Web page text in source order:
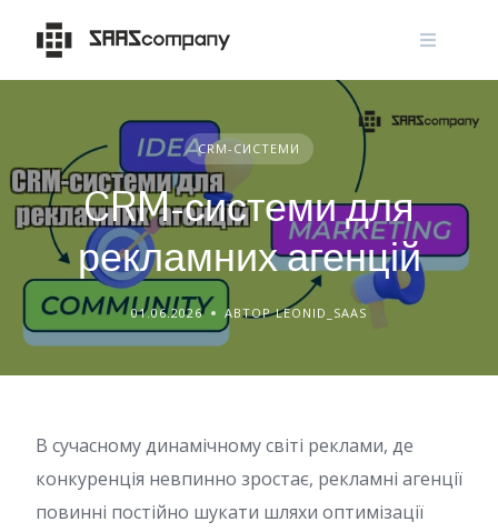
content
CRM-СИСТЕМИ
CRM-системи для
рекламних агенцій
01.06.2026 АВТОР LEONID_SAAS
В сучасному динамічному світі реклами, де
конкуренція невпинно зростає, рекламні агенції
повинні постійно шукати шляхи оптимізації